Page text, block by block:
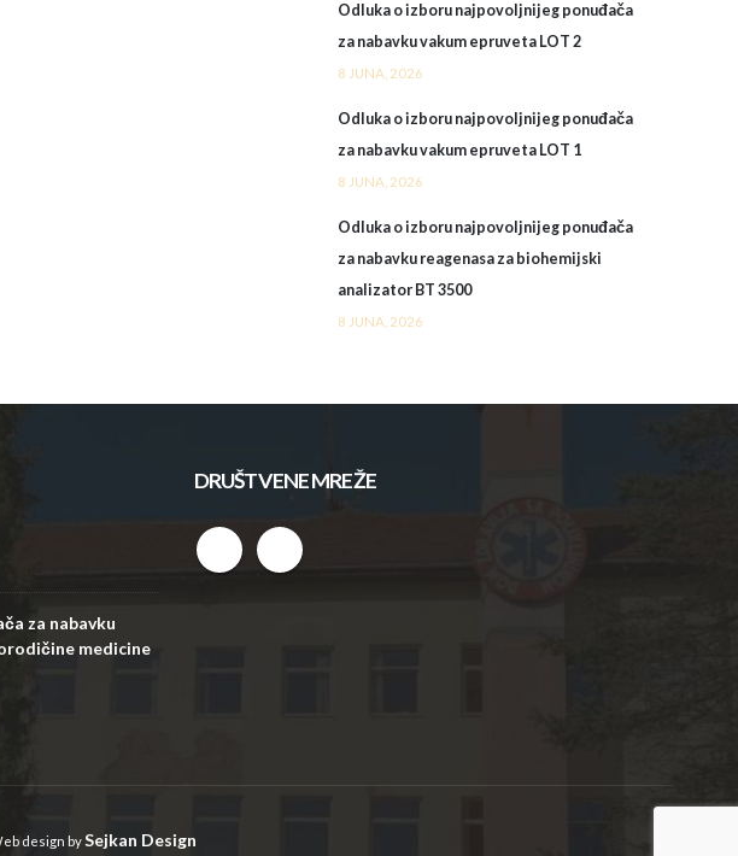
Odluka o izboru najpovoljnijeg ponuđača
za nabavku vakum epruveta LOT 2
8 JUNA, 2026
Odluka o izboru najpovoljnijeg ponuđača
za nabavku vakum epruveta LOT 1
8 JUNA, 2026
Odluka o izboru najpovoljnijeg ponuđača
za nabavku reagenasa za biohemijski
analizator BT 3500
8 JUNA, 2026
za nabavku
medicine
DRUŠTVENE MREŽE
design bySejkan Design